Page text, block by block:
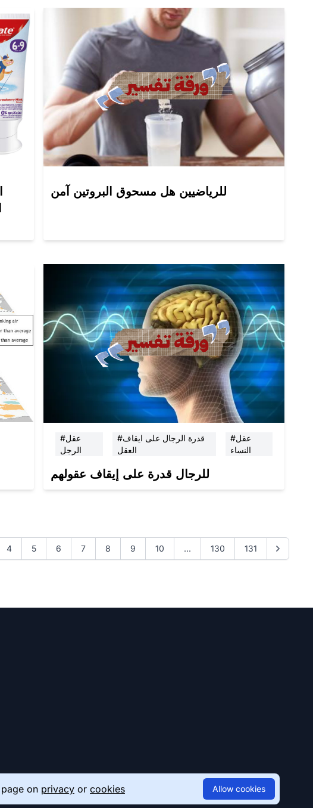
للرياضيين هل مسحوق البروتين آمن
#عقل
الرجل
#قدرة الرجال على ايقاف
العقل
#عقل
النساء
للرجال قدرة على إيقاف عقولهم
4 5 6 7 8 9 10 ... 130 131
on privacy or cookies Allow cookies